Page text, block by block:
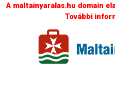
A maltainyaralas.hu domain
További